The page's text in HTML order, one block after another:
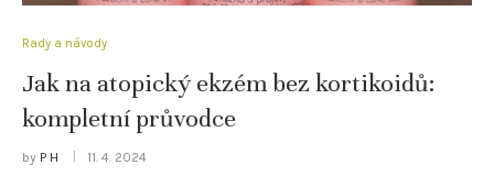
Rady a návody
Jak na atopický ekzém bez kortikoidů:
kompletní průvodce
by P H 11. 4. 2024